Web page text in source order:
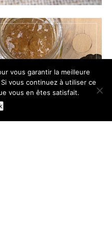
vous garantir la meilleure
vous continuez à utiliser ce
vous en êtes satisfait.